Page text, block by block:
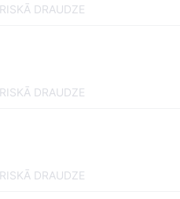
DRAUDZE
DRAUDZE
DRAUDZE